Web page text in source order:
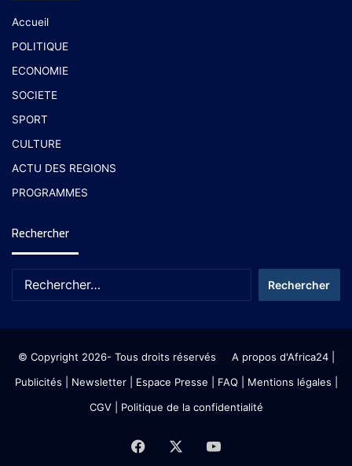
Accueil
POLITIQUE
ECONOMIE
SOCIETE
SPORT
CULTURE
ACTU DES REGIONS
PROGRAMMES
Rechercher
© Copyright 2026- Tous droits réservés A propos d'Africa24|
Publicités
Newsletter| Espace Presse | FAQ | Mentions légales
CGV| Politique de la confidentialité